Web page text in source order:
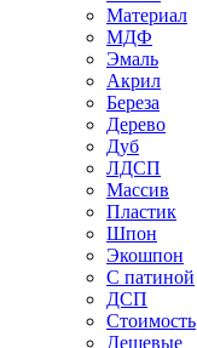
Материал
МДФ
Эмаль
Акрил
Береза
Дерево
Дуб
ЛДСП
Массив
Пластик
Шпон
Экошпон
С патиной
ДСП
Стоимость
Дешевые